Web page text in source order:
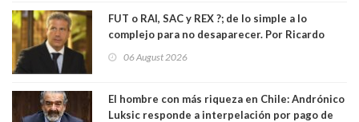
FUT o RAI, SAC y REX ?; de lo simple a lo
complejo para no desaparecer. Por Ricardo
06 August 2026
El hombre con más riqueza en Chile: Andrónico
Luksic responde a interpelación por pago de